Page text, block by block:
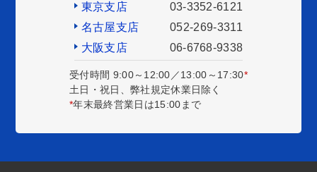
東京支店
03-3352-6121
名古屋支店
052-269-3311
大阪支店
06-6768-9338
受付時間 9:00～12:00／13:00～17:30*
土日・祝日、弊社規定休業日除く
*年末最終営業日は15:00まで